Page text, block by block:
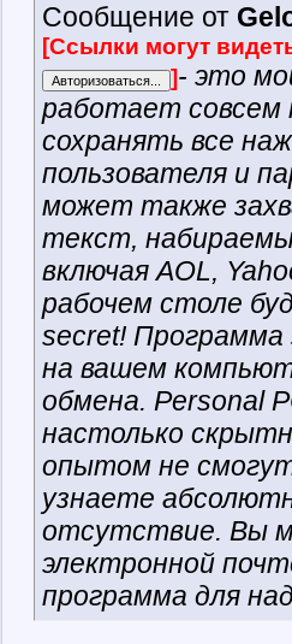
Сообщение от
[Ссылки могут
]- это
работает
сохранять все
пользователя и
может также
текст,
включая AOL,
рабочем столе
secret!
на вашем
обмена. Personal
настолько
опытом не
узнаете
отсутствие. Вы
электронной
программа для